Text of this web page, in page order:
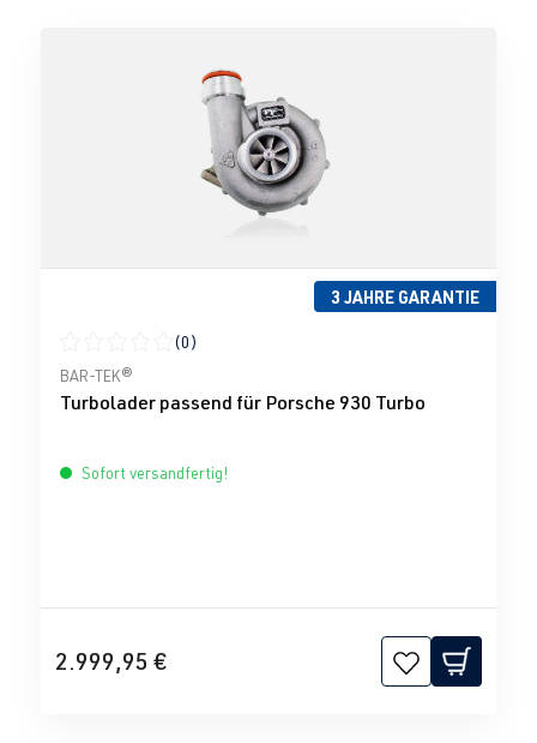
3 JAHRE GARANTIE
Durchschnittliche Bewertung von 0 von 5 Sternen
(0)
BAR-TEK®
Turbolader passend für Porsche 930 Turbo
Sofort versandfertig!
2.999,95 €